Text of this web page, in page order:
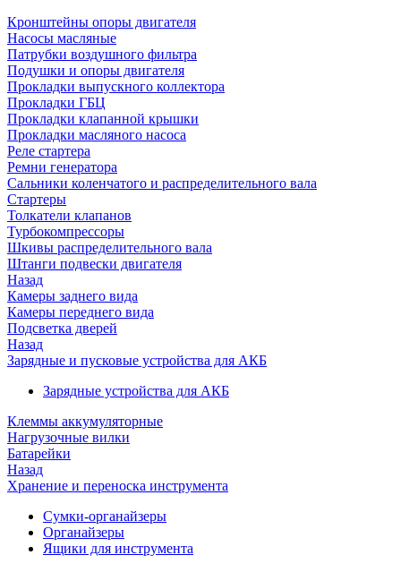
Кронштейны опоры двигателя
Насосы масляные
Патрубки воздушного фильтра
Подушки и опоры двигателя
Прокладки выпускного коллектора
Прокладки ГБЦ
Прокладки клапанной крышки
Прокладки масляного насоса
Реле стартера
Ремни генератора
Сальники коленчатого и распределительного вала
Стартеры
Толкатели клапанов
Турбокомпрессоры
Шкивы распределительного вала
Штанги подвески двигателя
Назад
Камеры заднего вида
Камеры переднего вида
Подсветка дверей
Назад
Зарядные и пусковые устройства для АКБ
Зарядные устройства для АКБ
Клеммы аккумуляторные
Нагрузочные вилки
Батарейки
Назад
Хранение и переноска инструмента
Сумки-органайзеры
Органайзеры
Ящики для инструмента